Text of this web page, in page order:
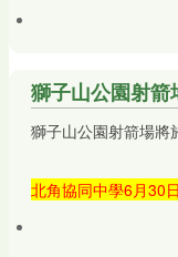
獅子山公園射
獅子山公園射箭場將
北角協同中學6月30